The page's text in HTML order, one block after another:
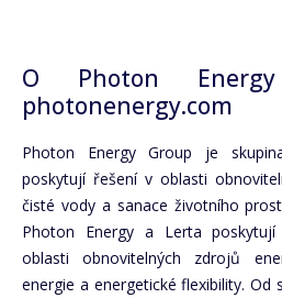
O Photon
photonenergy.com
Photon Energy Group je
poskytují řešení v oblasti
čisté vody a sanace životního
Photon Energy a Lerta
oblasti obnovitelných zdrojů
energie a energetické flexibility. Od